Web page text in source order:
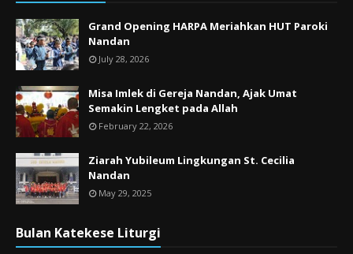
Grand Opening HARPA Meriahkan HUT Paroki
Nandan
July 28, 2026
Misa Imlek di Gereja Nandan, Ajak Umat
Semakin Lengket pada Allah
February 22, 2026
Ziarah Yubileum Lingkungan St. Cecilia
Nandan
May 29, 2025
Bulan Katekese Liturgi